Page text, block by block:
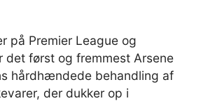
på Premier League og
det først og fremmest Arsene
hårdhændede behandling af
der dukker op i